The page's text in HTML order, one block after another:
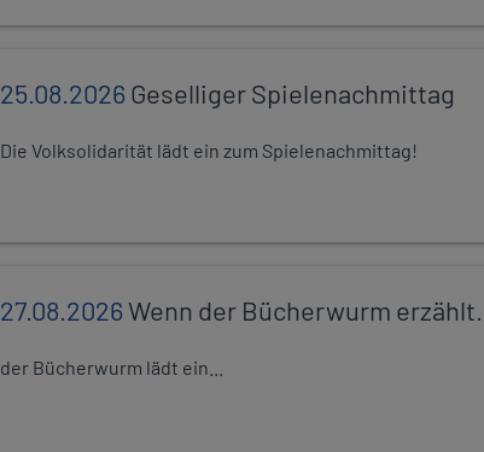
25.08.2026Geselliger Spielenachmittag
Die Volksolidarität lädt ein zum Spielenachmittag!
27.08.2026Wenn der Bücherwurm erzählt...
der Bücherwurm lädt ein...